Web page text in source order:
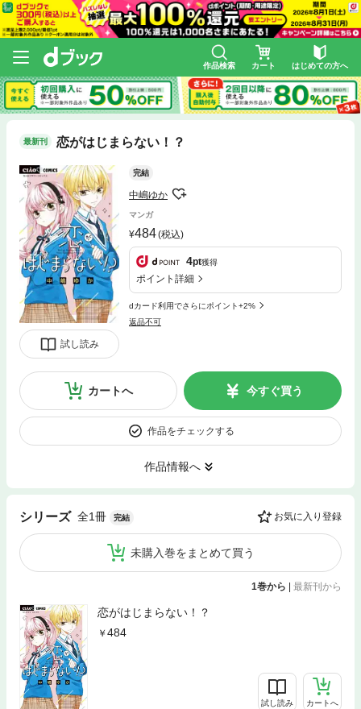
作品検索 カート はじめての方へ
最新刊 恋がはじまらない！？
試し読み
完結
中嶋ゆか
マンガ
484(税込)
4pt獲得
ポイント詳細
dカード利用でさらにポイント+2%
返品不可
カートへ 今すぐ買う
作品をチェックする
作品情報へ
シリーズ 全1冊 完結 お気に入り登録
未購入巻をまとめて買う
1巻から 最新刊から
恋がはじまらない！？
484
試し読み カートへ